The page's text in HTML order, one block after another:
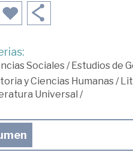
Sociales/Estudios de
y Ciencias Humanas/
Universal /